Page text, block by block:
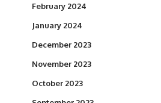
February 2024
January 2024
December 2023
November 2023
October 2023